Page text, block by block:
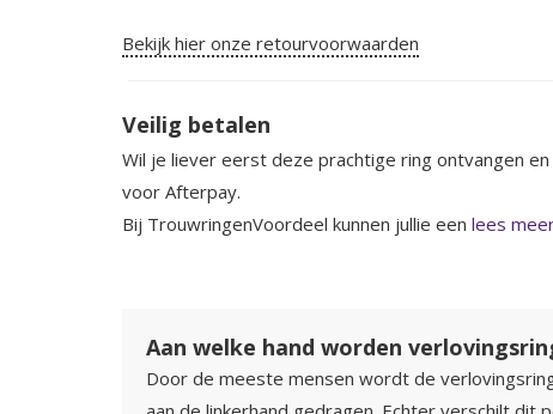
Bekijk hier onze retourvoorwaarden
Veilig betalen
Wil je liever eerst deze prachtige ring ontvangen
voor Afterpay.
Bij TrouwringenVoordeel kunnen jullie een lees
Aan welke hand worden
Door de meeste mensen wordt de